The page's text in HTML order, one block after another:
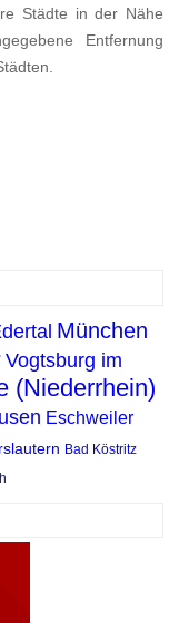
Städte in der Nähe
Entfernung
München
Vogtsburg im
(Niederrhein)
Eschweiler
Bad Köstritz